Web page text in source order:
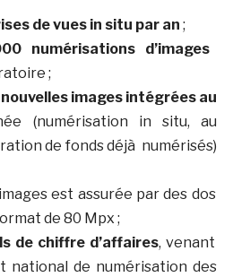
de vues in situ par an ;
numérisations d’images
;
images intégrées au
(numérisation in situ, au
de fonds déjà numérisés)
est assurée par des dos
de 80 Mpx ;
de chiffre d’affaires, venant
national de numérisation des